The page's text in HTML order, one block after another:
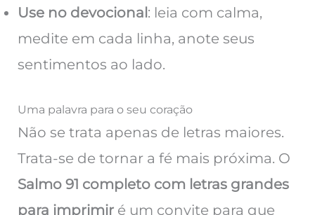
Use no devocional: leia com calma,
medite em cada linha, anote seus
sentimentos ao lado.
Uma palavra para o seu coração
Não se trata apenas de letras maiores.
Trata-se de tornar a fé mais próxima. O
Salmo 91 completo com letras grandes
para imprimir é um convite para que